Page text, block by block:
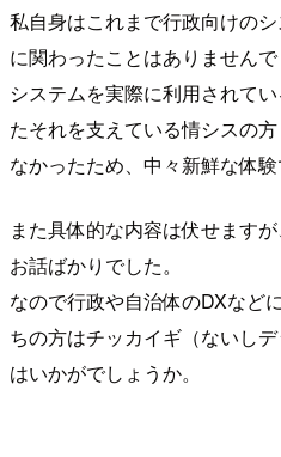
私自身はこれまで行政向けの
に関わったことはありませんで
システムを実際に利用されて
たそれを支えている情シスの
なかったため、中々新鮮な体験
また具体的な内容は伏せます
お話ばかりでした。
なので行政や自治体のDXなど
ちの方はチッカイギ（ないし
はいかがでしょうか。